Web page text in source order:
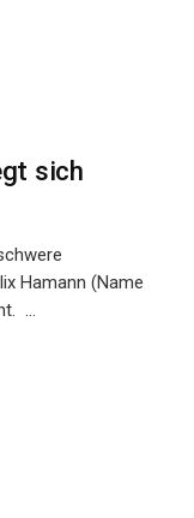
sich
Hamann (Name
...